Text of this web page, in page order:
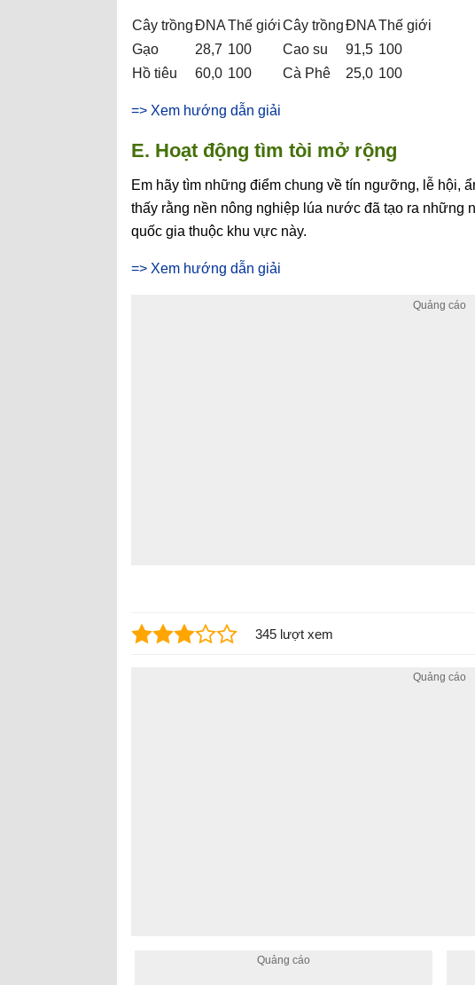
Cây trồngĐNAThế giớiCây trồngĐNAThế giới
Gạo
28,7 100 Cao su 91,5 100
Hồ tiêu
60,0 100 Cà Phê 25,0 100
=> Xem hướng dẫn giải
E. Hoạt động tìm tòi mở rộng
Em hãy tìm những điểm chung về tín ngưỡng, lễ hội,
thấy rằng nền nông nghiệp lúa nước đã tạo ra những
quốc gia thuộc khu vực này.
=> Xem hướng dẫn giải
345 lượt xem